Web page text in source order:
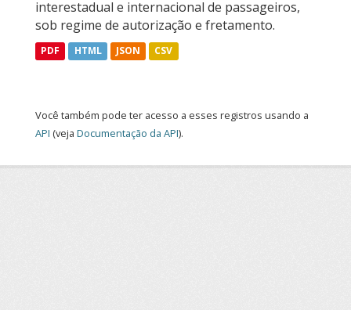
interestadual e internacional de passageiros,
sob regime de autorização e fretamento.
PDF HTML JSON CSV
Você também pode ter acesso a esses registros usando a
API (veja Documentação da API).